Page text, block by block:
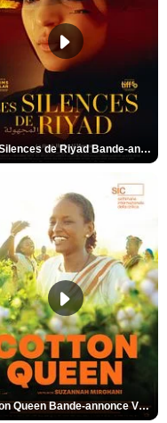
Les Silences de Riyad Bande-annonce VO STFR
Cotton Queen Bande-annonce VO STFR